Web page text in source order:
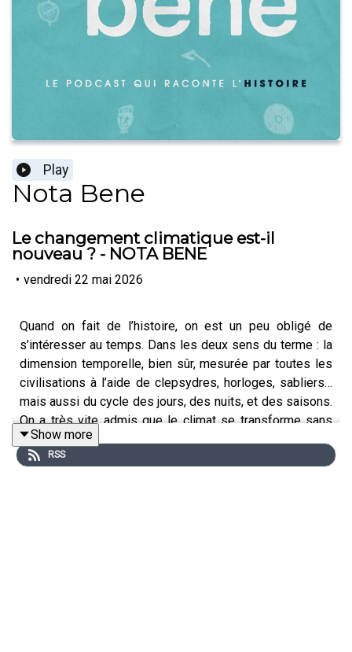
Play
Nota Bene
Le changement climatique est-il
nouveau ? - NOTA BENE
• vendredi 22 mai 2026
Quand on fait de l’histoire, on est un peu obligé de
s’intéresser au temps. Dans les deux sens du terme : la
dimension temporelle, bien sûr, mesurée par toutes les
civilisations à l’aide de clepsydres, horloges, sabliers…
mais aussi du cycle des jours, des nuits, et des saisons.
On a très vite admis que le climat se transforme sans
cesse : le printemps en automne, et la saison des pluies,
en saison sèche. Un outil bien pratique : le temps sert à
Show more
RSS